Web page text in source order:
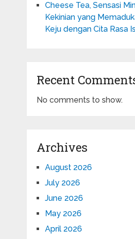
Cheese Tea, Sensasi
Kekinian yang
Keju dengan Cita Rasa
Recent
No comments to show.
Archives
August 2026
July 2026
June 2026
May 2026
April 2026